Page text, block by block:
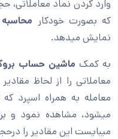
وارد کردن نماد معاملاتی،
که بصورت خودکار
نمایش میدهد.
به کمک ماشین حساب
معاملاتی را از لحاظ
معامله به همراه اسپرد
میشود، مشاهده نمود و
میبایست این مقادیر را